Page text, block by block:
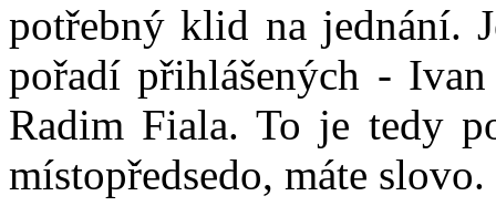
potřebný klid na jednání.
pořadí přihlášených -
Radim Fiala. To je tedy
místopředsedo, máte slovo.